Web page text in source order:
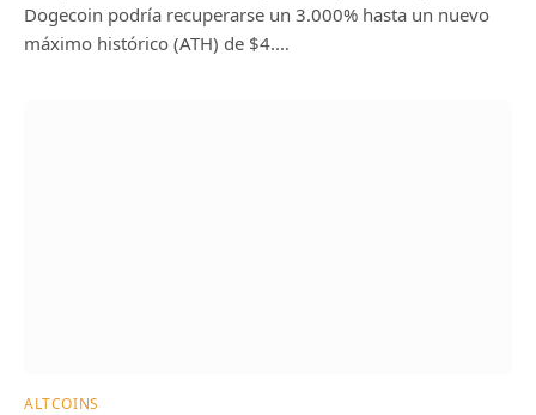
Dogecoin podría recuperarse un 3.000% hasta un nuevo
máximo histórico (ATH) de $4.…
ALTCOINS